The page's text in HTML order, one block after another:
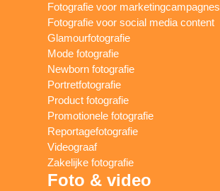
Fotografie voor marketingcampagnes
Fotografie voor social media content
Glamourfotografie
Mode fotografie
Newborn fotografie
Portretfotografie
Product fotografie
Promotionele fotografie
Reportagefotografie
Videograaf
Zakelijke fotografie
Foto & video